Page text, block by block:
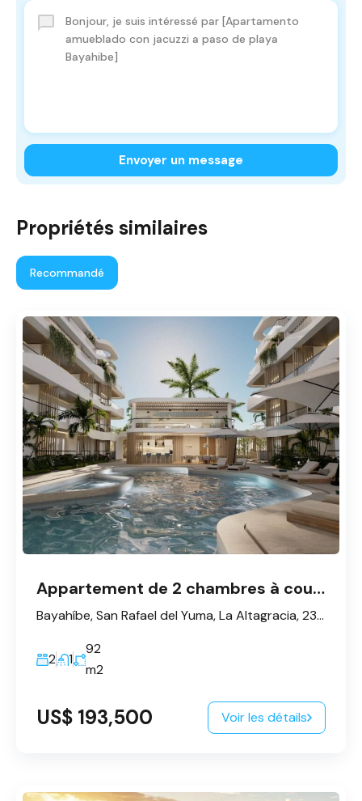
Envoyer un message
Propriétés similaires
Recommandé
Appartement de 2 chambres à coucher près de la plage de Bayahibe à vendre
Bayahíbe, San Rafael del Yuma, La Altagracia, 23200, République dominicaine
2 1
92
m2
US$ 193,500 Voir les détails